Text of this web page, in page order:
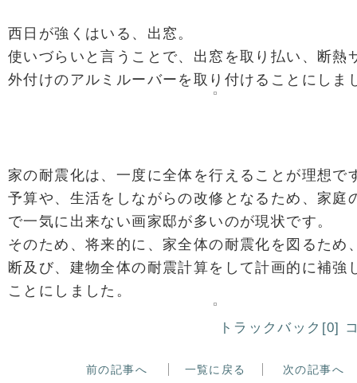
西日が強くはいる、出窓。
使いづらいと言うことで、出窓を取り払い、断熱
外付けのアルミルーバーを取り付けることにしま
家の耐震化は、一度に全体を行えることが理想で
予算や、生活をしながらの改修となるため、家庭
で一気に出来ない画家邸が多いのが現状です。
そのため、将来的に、家全体の耐震化を図るため
断及び、建物全体の耐震計算をして計画的に補強
ことにしました。
トラックバック[0]
前の記事へ 一覧に戻る 次の記事へ